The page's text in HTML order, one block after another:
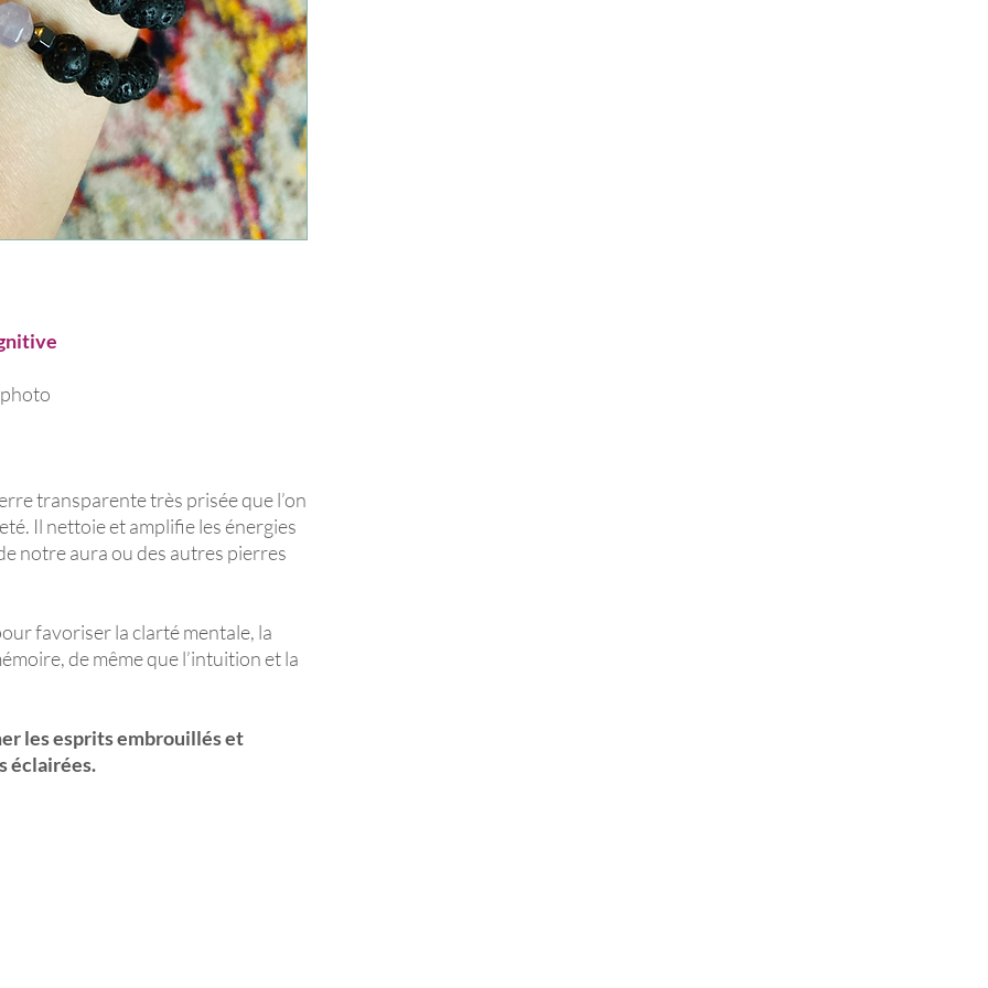
transparente très prisée que l’on
Il nettoie et amplifie les énergies
notre aura ou des autres pierres
favoriser la clarté mentale, la
de même que l’intuition et la
les esprits embrouillés et
éclairées.